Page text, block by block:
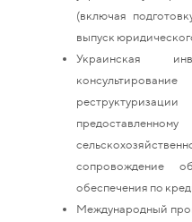
(включая
выпуск
Украинская
сопровождение
обеспечения по
Международный